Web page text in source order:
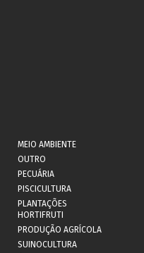
MEIO AMBIENTE
OUTRO
PECUÁRIA
PISCICULTURA
PLANTAÇÕES
HORTIFRUTI
PRODUÇÃO AGRÍCOLA
SUINOCULTURA